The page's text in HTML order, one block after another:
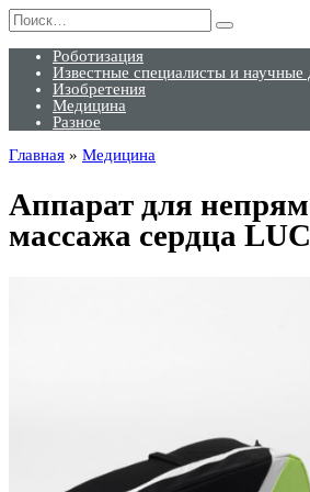
Перейти
к
содержанию
Search
for:
Роботизация
Известные специалисты и научные
Изобретения
Медицина
Разное
Главная » Медицина
Аппарат для
массажа сердца